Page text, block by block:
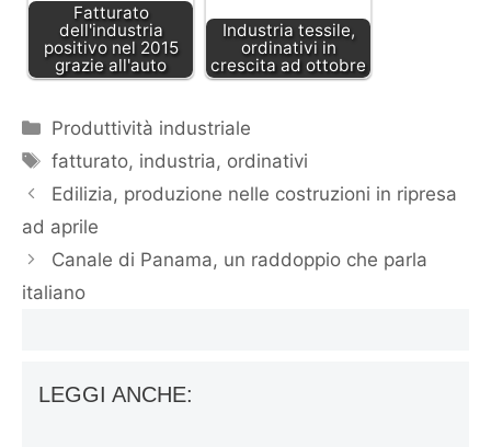
Fatturato
dell'industria
positivo nel 2015
grazie all'auto
Industria tessile,
ordinativi in
crescita ad ottobre
Categorie
Produttività industriale
Tag
fatturato, industria, ordinativi
Edilizia, produzione nelle costruzioni in ripresa
ad aprile
Canale di Panama, un raddoppio che parla
italiano
LEGGI ANCHE: